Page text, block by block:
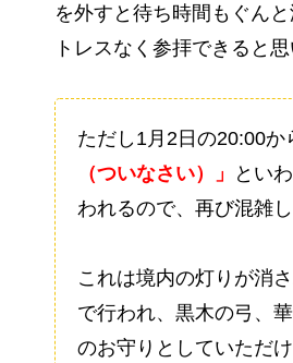
を外すと待ち時間もぐん
トレスなく参拝できると思
ただし1月2日の20:00か
（ついなさい）」
とい
われるので、再び混雑し
これは境内の灯りが消
で行われ、黒木の弓、
のお守りとしていただ